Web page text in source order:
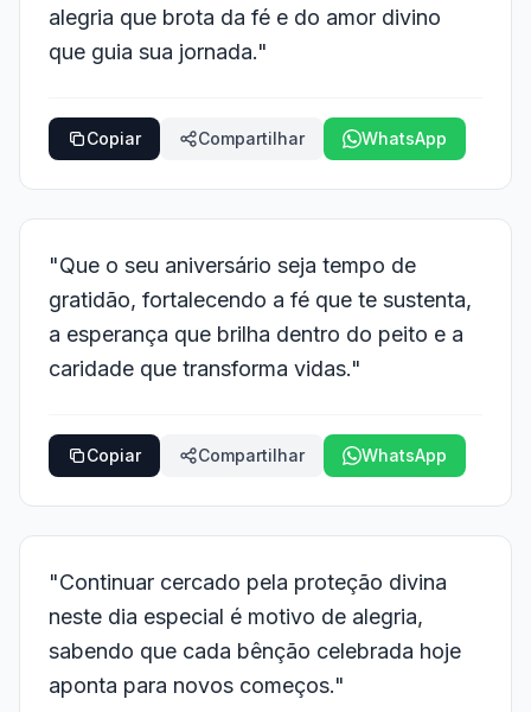
alegria que brota da fé e do amor divino
que guia sua jornada."
Copiar Compartilhar WhatsApp
"Que o seu aniversário seja tempo de
gratidão, fortalecendo a fé que te sustenta,
a esperança que brilha dentro do peito e a
caridade que transforma vidas."
Copiar Compartilhar WhatsApp
"Continuar cercado pela proteção divina
neste dia especial é motivo de alegria,
sabendo que cada bênção celebrada hoje
aponta para novos começos."